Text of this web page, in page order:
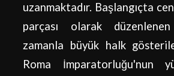
uzanmaktadır. Başlangıçta
parçası olarak
zamanla büyük halk
Roma İmparatorluğu'nun